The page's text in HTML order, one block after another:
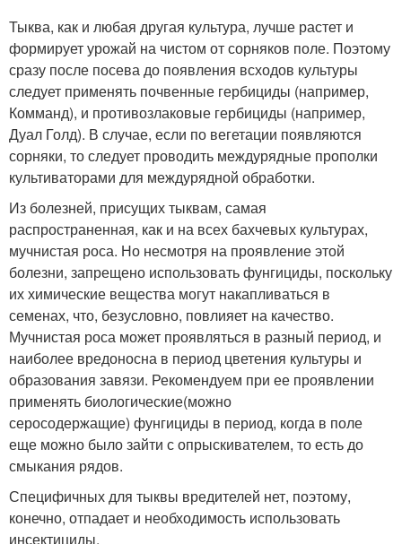
Тыква, как и любая другая культура, лучше растет и
формирует урожай на чистом от сорняков поле. Поэтому
сразу после посева до появления всходов культуры
следует применять почвенные гербициды (например,
Комманд), и противозлаковые гербициды (например,
Дуал Голд). В случае, если по вегетации появляются
сорняки, то следует проводить междурядные прополки
культиваторами для междурядной обработки.
Из болезней, присущих тыквам, самая
распространенная, как и на всех бахчевых культурах,
мучнистая роса. Но несмотря на проявление этой
болезни, запрещено использовать фунгициды, поскольку
их химические вещества могут накапливаться в
семенах, что, безусловно, повлияет на качество.
Мучнистая роса может проявляться в разный период, и
наиболее вредоносна в период цветения культуры и
образования завязи. Рекомендуем при ее проявлении
применять биологические(можно
серосодержащие) фунгициды в период, когда в поле
еще можно было зайти с опрыскивателем, то есть до
смыкания рядов.
Специфичных для тыквы вредителей нет, поэтому,
конечно, отпадает и необходимость использовать
инсектициды.